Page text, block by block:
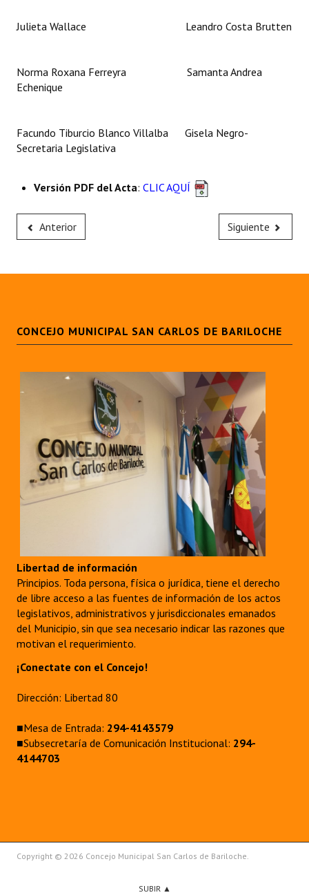
Julieta Wallace Leandro Costa Brutten
Norma Roxana Ferreyra Samanta Andrea
Echenique
Facundo Tiburcio Blanco Villalba Gisela Negro-
Secretaria Legislativa
Versión PDF del Acta: CLIC AQUÍ
Anterior Siguiente
CONCEJO MUNICIPAL SAN CARLOS DE BARILOCHE
Libertad de información
Principios. Toda persona, física o jurídica, tiene el derecho
de libre acceso a las fuentes de información de los actos
legislativos, administrativos y jurisdiccionales emanados
del Municipio, sin que sea necesario indicar las razones que
motivan el requerimiento.
¡Conectate con el Concejo!
Dirección: Libertad 80
■Mesa de Entrada: 294-4143579
■Subsecretaría de Comunicación Institucional: 294-
4144703
Copyright © 2026 Concejo Municipal San Carlos de Bariloche.
SUBIR ▲